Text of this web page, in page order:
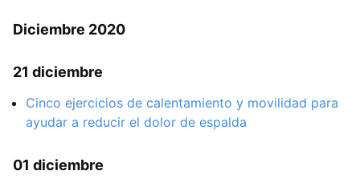
Diciembre 2020
21 diciembre
Cinco ejercicios de calentamiento y movilidad para
ayudar a reducir el dolor de espalda
01 diciembre